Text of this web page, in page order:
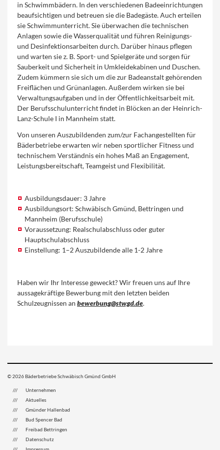
in Schwimmbädern. In den verschiedenen Badeeinrichtungen
beaufsichtigen und betreuen sie die Badegäste. Auch erteilen
sie Schwimmunterricht. Sie überwachen die technischen
Anlagen sowie die Wasserqualität und führen Reinigungs-
und Desinfektionsarbeiten durch. Darüber hinaus pflegen
und warten sie z. B. Sport- und Spielgeräte und sorgen für
Sauberkeit und Sicherheit in Umkleidekabinen und Duschen.
Zudem kümmern sie sich um die zur Badeanstalt gehörenden
Freiflächen und Grünanlagen. Außerdem wirken sie bei
Verwaltungsaufgaben und in der Öffentlichkeitsarbeit mit.
Der Berufsschulunterricht findet in Blöcken an der Heinrich-
Lanz-Schule I in Mannheim statt.
Von unseren Auszubildenden zum/zur Fachangestellten für
Bäderbetriebe erwarten wir neben sportlicher Fitness und
technischem Verständnis ein hohes Maß an Engagement,
Leistungsbereitschaft, Teamgeist und Flexibilität.
Ausbildungsdauer: 3 Jahre
Ausbildungsort: Schwäbisch Gmünd, Bettringen und
Mannheim (Berufsschule)
Voraussetzung: Realschulabschluss oder guter
Hauptschulabschluss
Einstellung: 1–2 Auszubildende alle 1-2 Jahre
Haben wir Ihr Interesse geweckt? Wir freuen uns auf Ihre
aussagekräftige Bewerbung mit den letzten beiden
Schulzeugnissen an bewerbung@stwgd.de.
© 2026 Bäderbetriebe Schwäbisch Gmünd GmbH
Unternehmen
Aktuelles
Gmünder Hallenbad
Bud Spencer Bad
Freibad Bettringen
Datenschutz